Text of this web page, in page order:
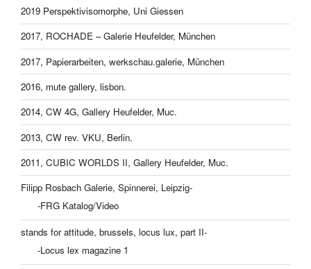
2019 Perspektivisomorphe, Uni Giessen
2017, ROCHADE – Galerie Heufelder, München
2017, Papierarbeiten, werkschau.galerie, München
2016, mute gallery, lisbon.
2014, CW 4G, Gallery Heufelder, Muc.
2013, CW rev. VKU, Berlin.
2011, CUBIC WORLDS II, Gallery Heufelder, Muc.
Filipp Rosbach Galerie, Spinnerei, Leipzig-
-FRG Katalog/Video
stands for attitude, brussels, locus lux, part II-
-Locus lex magazine 1